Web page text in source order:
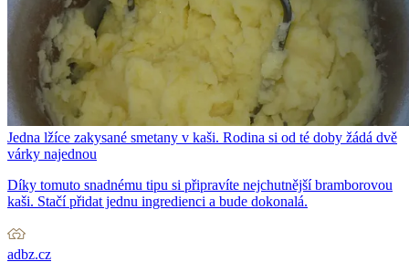
Jedna lžíce zakysané smetany v kaši. Rodina si od té doby žádá dvě
várky najednou
Díky tomuto snadnému tipu si připravíte nejchutnější bramborovou
kaši. Stačí přidat jednu ingredienci a bude dokonalá.
adbz.cz